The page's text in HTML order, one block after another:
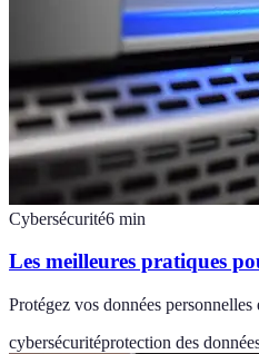
Cybersécurité6 min
Les meilleures pratiques
Protégez vos données
cybersécuritéprotection des